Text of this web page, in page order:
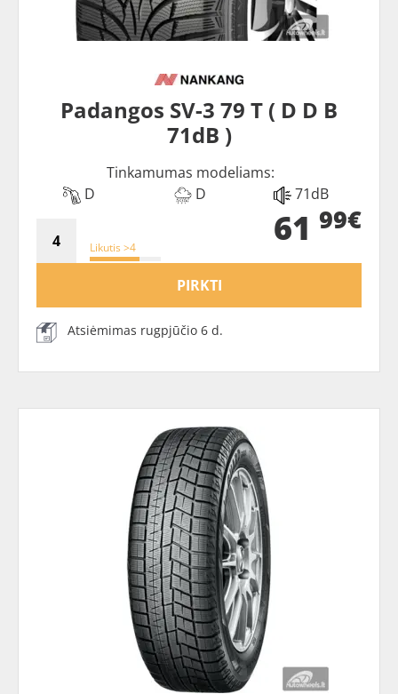
Padangos SV-3 79 T ( D D B
71dB )
Tinkamumas modeliams:
D
D 71dB
Likutis >4 61 99€
PIRKTI
Atsiėmimas rugpjūčio 6 d.